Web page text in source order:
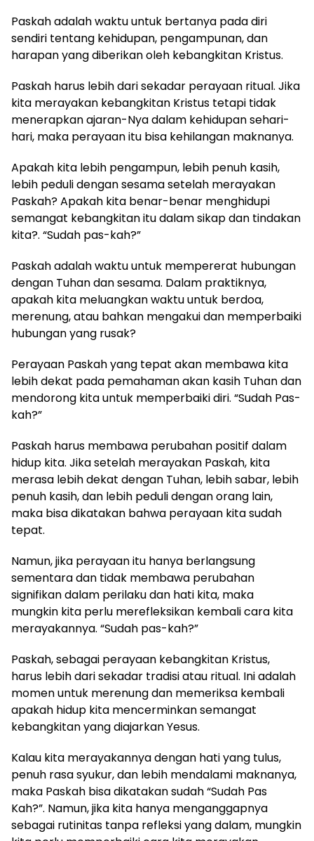
Paskah adalah waktu untuk bertanya pada diri
sendiri tentang kehidupan, pengampunan, dan
harapan yang diberikan oleh kebangkitan Kristus.
Paskah harus lebih dari sekadar perayaan ritual. Jika
kita merayakan kebangkitan Kristus tetapi tidak
menerapkan ajaran-Nya dalam kehidupan sehari-
hari, maka perayaan itu bisa kehilangan maknanya.
Apakah kita lebih pengampun, lebih penuh kasih,
lebih peduli dengan sesama setelah merayakan
Paskah? Apakah kita benar-benar menghidupi
semangat kebangkitan itu dalam sikap dan tindakan
kita?. “Sudah pas-kah?”
Paskah adalah waktu untuk mempererat hubungan
dengan Tuhan dan sesama. Dalam praktiknya,
apakah kita meluangkan waktu untuk berdoa,
merenung, atau bahkan mengakui dan memperbaiki
hubungan yang rusak?
Perayaan Paskah yang tepat akan membawa kita
lebih dekat pada pemahaman akan kasih Tuhan dan
mendorong kita untuk memperbaiki diri. “Sudah Pas-
kah?”
Paskah harus membawa perubahan positif dalam
hidup kita. Jika setelah merayakan Paskah, kita
merasa lebih dekat dengan Tuhan, lebih sabar, lebih
penuh kasih, dan lebih peduli dengan orang lain,
maka bisa dikatakan bahwa perayaan kita sudah
tepat.
Namun, jika perayaan itu hanya berlangsung
sementara dan tidak membawa perubahan
signifikan dalam perilaku dan hati kita, maka
mungkin kita perlu merefleksikan kembali cara kita
merayakannya. “Sudah pas-kah?”
Paskah, sebagai perayaan kebangkitan Kristus,
harus lebih dari sekadar tradisi atau ritual. Ini adalah
momen untuk merenung dan memeriksa kembali
apakah hidup kita mencerminkan semangat
kebangkitan yang diajarkan Yesus.
Kalau kita merayakannya dengan hati yang tulus,
penuh rasa syukur, dan lebih mendalami maknanya,
maka Paskah bisa dikatakan sudah “Sudah Pas
Kah?”. Namun, jika kita hanya menganggapnya
sebagai rutinitas tanpa refleksi yang dalam, mungkin